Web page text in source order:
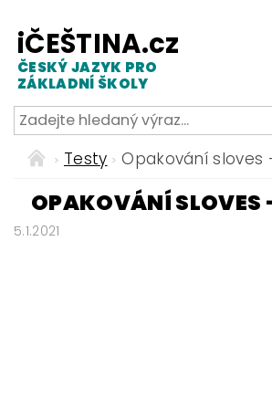
iČEŠTINA.cz
ČESKÝ JAZYK PRO
ZÁKLADNÍ ŠKOLY
Testy Opakování sloves
OPAKOVÁNÍ SLOVES
5.1.2021